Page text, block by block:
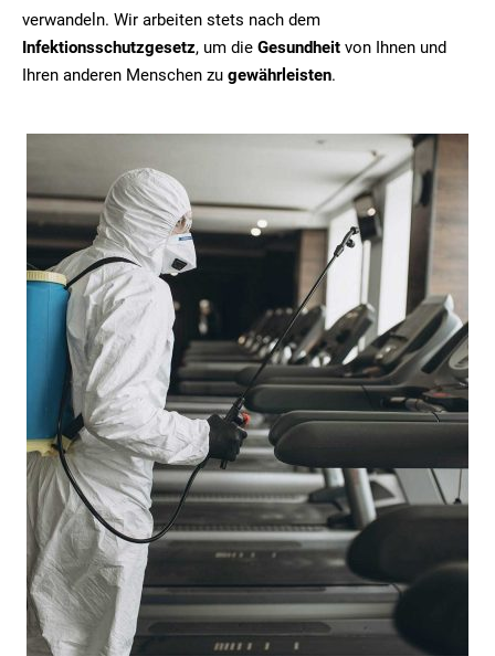
verwandeln. Wir arbeiten stets nach dem
Infektionsschutzgesetz, um die Gesundheit von Ihnen und
Ihren anderen Menschen zu gewährleisten.